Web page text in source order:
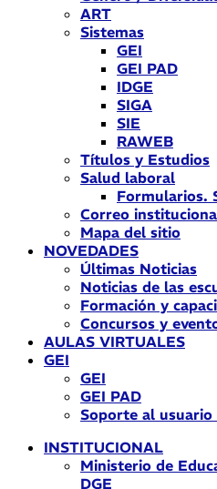
ART
Sistemas
GEI
GEI PAD
IDGE
SIGA
SIE
RAWEB
Títulos y Estudios
Salud laboral
Formularios.
Correo
Mapa del sitio
NOVEDADES
Últimas Noticias
Noticias de las
Formación y
Concursos y
AULAS VIRTUALES
GEI
GEI
GEI PAD
Soporte al usuario
INSTITUCIONAL
Ministerio de
DGE